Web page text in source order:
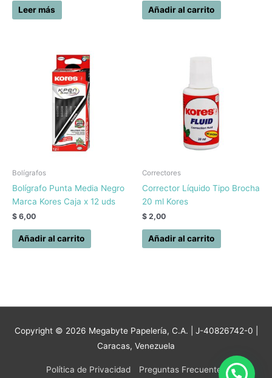
Leer más Añadir al carrito
Bolígrafos
Bolígrafo Punta Media Negro
Marca Kores Caja x 12 uds
$ 6,00
Añadir al carrito
Correctores
Corrector Líquido Tipo Brocha
20 ml Kores
$ 2,00
Añadir al carrito
Copyright © 2026 Megabyte Papelería, C.A. | J-40826742-0 |
Caracas, Venezuela
Política de Privacidad Preguntas Frecuentes